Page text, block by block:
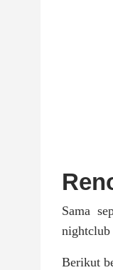
Sama
nightclub
Berikut